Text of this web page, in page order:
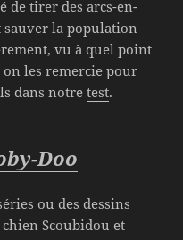
de tirer des arcs-en-
sauver la population
vu à quel point
on les remercie pour
dans notretest.
Doo
ou des dessins
Scoubidou et